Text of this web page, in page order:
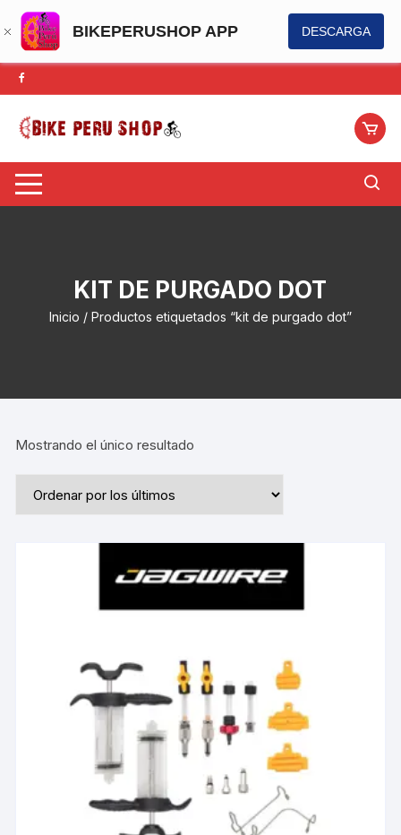
BIKEPERUSHOP APP DESCARGA
Saltar
al
contenido
KIT DE PURGADO DOT
Inicio / Productos etiquetados “kit de purgado dot”
Mostrando el único resultado